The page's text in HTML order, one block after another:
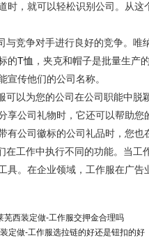
时，就可以轻松识别公司。从
竞争对手进行良好的竞争。唯
的T恤 ，夹克和帽子是批量生产
传他们的公司名称。
以为您的公司在公司职能中脱
享公司礼物时，它还可以帮助
有公司徽标的公司礼品时，您也
工作中执行不同的功能。当工
具。在企业领域，工作服在广告
芜西装定做-工作服交押金合理吗
定做-工作服选拉链的好还是钮扣的好